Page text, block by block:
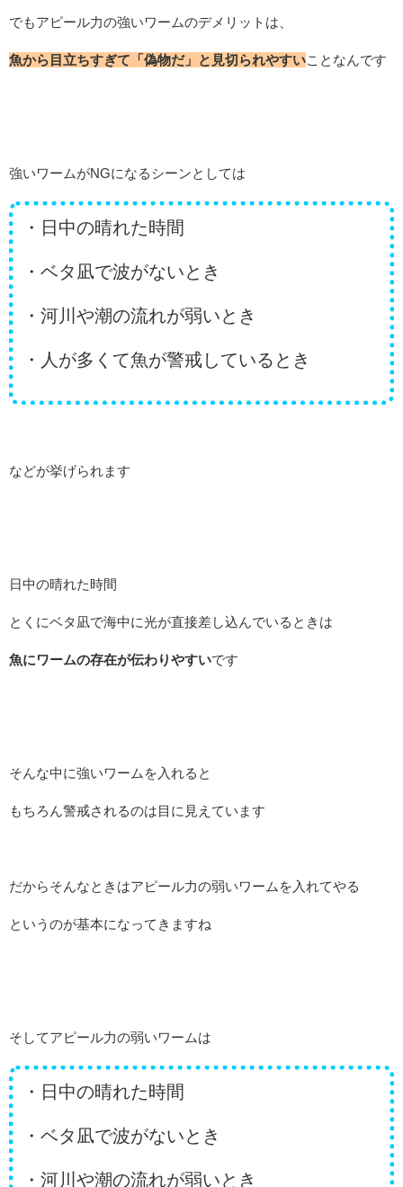
でもアピール力の強いワームのデメリットは、
魚から目立ちすぎて「偽物だ」と見切られやすいことなんです
強いワームがNGになるシーンとしては
・日中の晴れた時間
・ベタ凪で波がないとき
・河川や潮の流れが弱いとき
・人が多くて魚が警戒しているとき
などが挙げられます
日中の晴れた時間
とくにベタ凪で海中に光が直接差し込んでいるときは
魚にワームの存在が伝わりやすいです
そんな中に強いワームを入れると
もちろん警戒されるのは目に見えています
だからそんなときはアピール力の弱いワームを入れてやる
というのが基本になってきますね
そしてアピール力の弱いワームは
・日中の晴れた時間
・ベタ凪で波がないとき
・河川や潮の流れが弱いとき